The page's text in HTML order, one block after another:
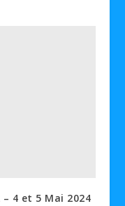
4 et 5 Mai 2024